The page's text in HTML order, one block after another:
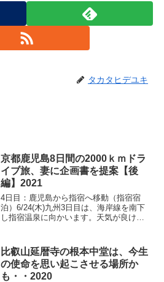
タカタヒデユキ
京都鹿児島8日間の2000ｋｍドラ
イブ旅、妻に企画書を提案【後
編】2021
4日目：鹿児島から指宿へ移動（指宿宿
泊）6/24(木)九州3日目は、海岸線を南下
し指宿温泉に向かいます。天気が良けれ
11:00(34km1時間)➔県道232知覧...
比叡山延暦寺の根本中堂は、今生
の使命を思い起こさせる場所か
も・・2020